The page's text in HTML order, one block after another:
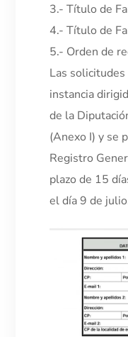
3.- Título de
4.- Título de
5.- Orden de
Las
instancia
de la
(Anexo I) y se
Registro
plazo de 15
el día 9 de